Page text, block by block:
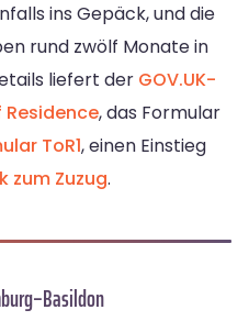
ins Gepäck, und die
rund zwölf Monate in
liefert der GOV.UK-
, das Formular
ToR1, einen Einstieg
zum Zuzug.